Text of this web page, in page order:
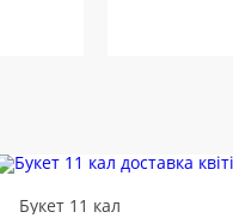
Букет 11 кал